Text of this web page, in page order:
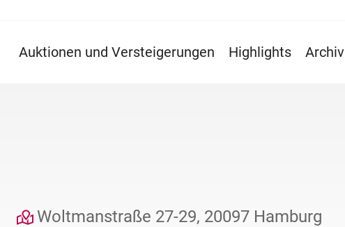
Auktionen und Versteigerungen Highlights Archiv
Woltmanstraße 27-29, 20097 Hamburg